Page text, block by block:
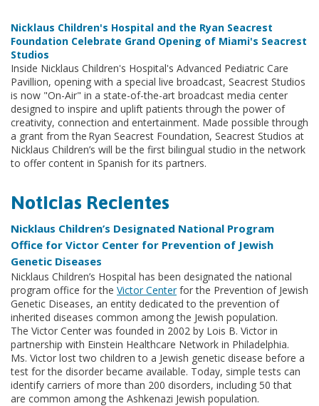
Nicklaus Children's Hospital and the Ryan Seacrest
Foundation Celebrate Grand Opening of Miami's Seacrest
Studios
Inside Nicklaus Children's Hospital's Advanced Pediatric Care
Pavillion, opening with a special live broadcast, Seacrest Studios
is now "On-Air" in a state-of-the-art broadcast media center
designed to inspire and uplift patients through the power of
creativity, connection and entertainment. Made possible through
a grant from the Ryan Seacrest Foundation, Seacrest Studios at
Nicklaus Children’s will be the first bilingual studio in the network
to offer content in Spanish for its partners.
Noticias Recientes
Nicklaus Children’s Designated National Program
Office for Victor Center for Prevention of Jewish
Genetic Diseases
Nicklaus Children’s Hospital has been designated the national
program office for the Victor Centerfor the Prevention of Jewish
Genetic Diseases, an entity dedicated to the prevention of
inherited diseases common among the Jewish population.
The Victor Center was founded in 2002 by Lois B. Victor in
partnership with Einstein Healthcare Network in Philadelphia.
Ms. Victor lost two children to a Jewish genetic disease before a
test for the disorder became available. Today, simple tests can
identify carriers of more than 200 disorders, including 50 that
are common among the Ashkenazi Jewish population.